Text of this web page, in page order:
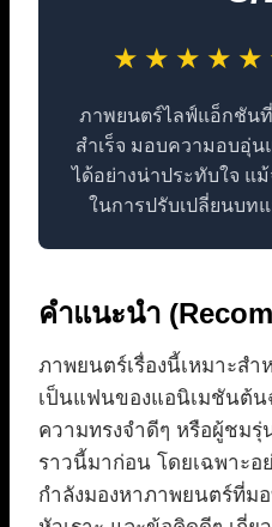
ภาพยนตร์ไลฟ์แอ็กชัน
สำเร็จ มอบความอบอุ่น
ได้อย่างน่าประทับใจ แ
ในการปรับเปลี่ยนบทแ
คำแนะนำ
ภาพยนตร์เรื่องนี้เหมาะส
เป็นแฟนของแอนิเมชันต้น
ความทรงจำดีๆ หรือผู้ชมรุ่
ราวนี้มาก่อน โดยเฉพาะอ
กำลังมองหาภาพยนตร์ที่ม